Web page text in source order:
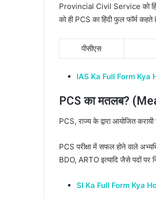
Provincial Civil Service को
को ही PCS का हिंदी फुल फॉर्म कहते
पीसीएस
IAS Ka Full Form Kya
PCS का मतलब?
PCS, राज्य के द्वारा आयोजित
PCS परीक्षा में सफल होने वाले
BDO, ARTO इत्यादि जैसे पदों पर
SI Ka Full Form Kya